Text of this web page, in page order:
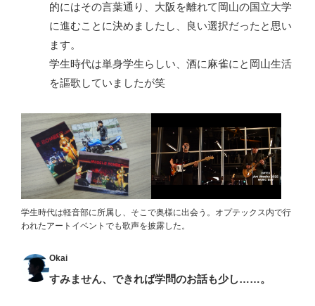
的にはその言葉通り、大阪を離れて岡山の国立大学
に進むことに決めましたし、良い選択だったと思い
ます。
学生時代は単身学生らしい、酒に麻雀にと岡山生活
を謳歌していましたが笑
学生時代は軽音部に所属し、そこで奥様に出会う。オプテックス内で行
われたアートイベントでも歌声を披露した。
Okai
すみません、できれば学問のお話も少し……。